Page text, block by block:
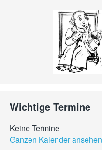
Wichtige Termine
Keine Termine
Ganzen Kalender ansehen